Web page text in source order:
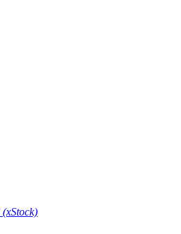
informacje handlowe itp.
dotyczący kontraktów futures